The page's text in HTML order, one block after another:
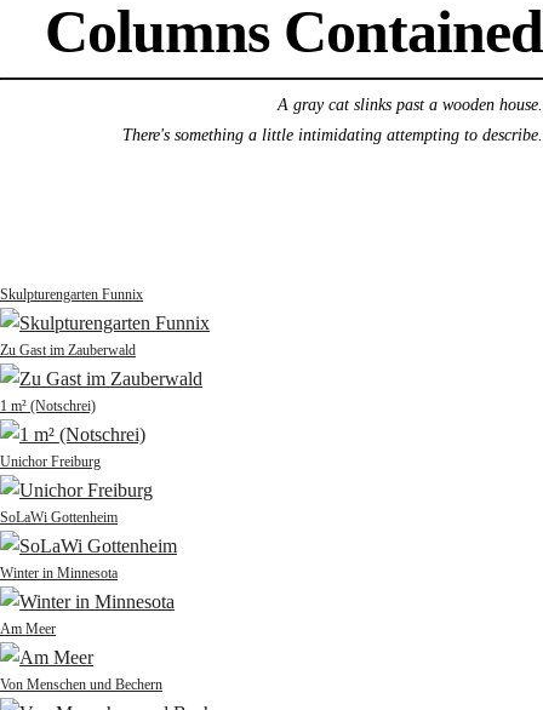
Columns Contained
A gray cat slinks past a wooden house.
There's something a little intimidating attempting to describe.
Skulpturengarten Funnix
Zu Gast im Zauberwald
1 m² (Notschrei)
Unichor Freiburg
SoLaWi Gottenheim
Winter in Minnesota
Am Meer
Von Menschen und Bechern